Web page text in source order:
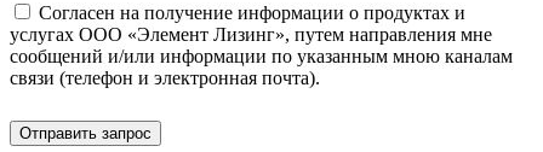
Согласен на получение информации о продуктах и
услугах ООО «Элемент Лизинг», путем направления мне
сообщений и/или информации по указанным мною каналам
связи (телефон и электронная почта).
Отправить запрос